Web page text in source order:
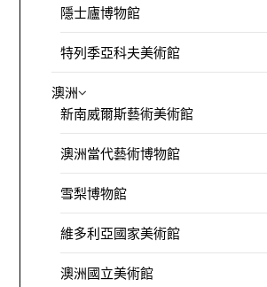
隱士廬博物館
特列季亞科夫美術館
澳洲
新南威爾斯藝術美術館
澳洲當代藝術博物館
雪梨博物館
維多利亞國家美術館
澳洲國立美術館